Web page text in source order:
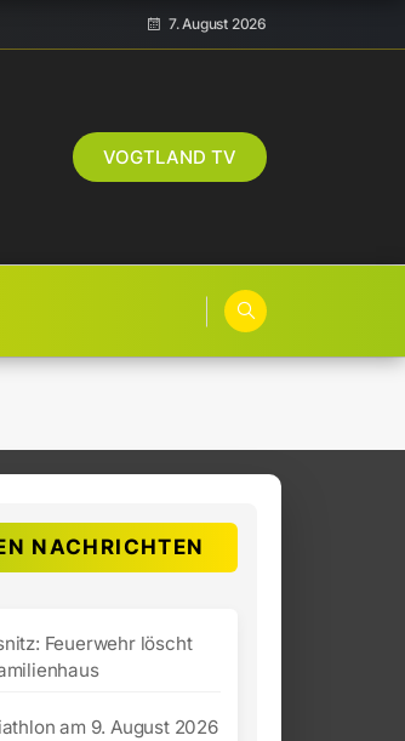
7. August 2026
VOGTLAND TV
NACHRICHTEN
Feuerwehr löscht
am 9. August 2026